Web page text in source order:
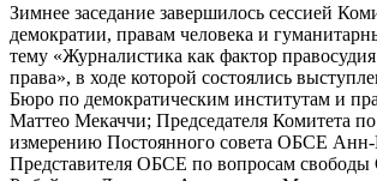
Зимнее заседание завершилось сессией
демократии, правам человека и
тему «Журналистика как фактор
права», в ходе которой состоялись
Бюро по демократическим институтам и
Маттео Мекаччи; Председателя Комитета
измерению Постоянного совета ОБСЕ
Представителя ОБСЕ по вопросам